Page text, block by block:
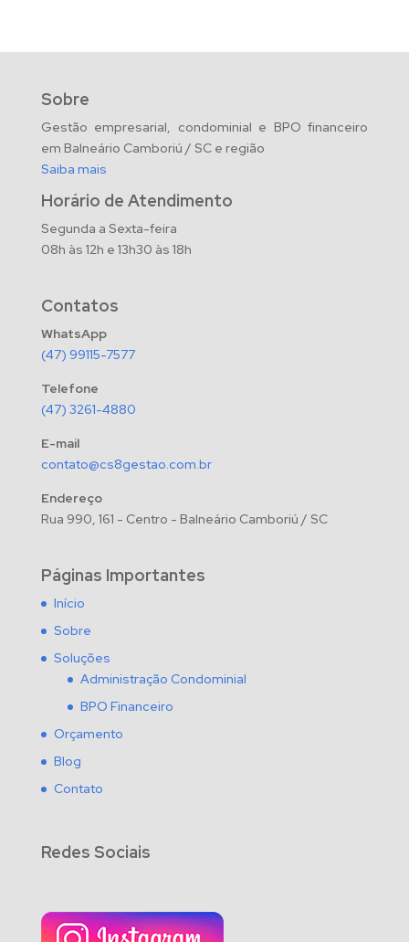
Sobre
Gestão empresarial, condominial e BPO financeiro
em Balneário Camboriú / SC e região
Saiba mais
Horário de Atendimento
Segunda a Sexta-feira
08h às 12h e 13h30 às 18h
Contatos
WhatsApp
(47) 99115-7577
Telefone
(47) 3261-4880
E-mail
contato@cs8gestao.com.br
Endereço
Rua 990, 161 - Centro - Balneário Camboriú / SC
Páginas Importantes
Início
Sobre
Soluções
Administração Condominial
BPO Financeiro
Orçamento
Blog
Contato
Redes Sociais